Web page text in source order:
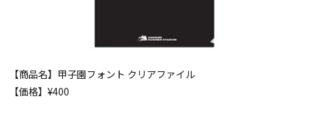
【商品名】甲子園フォント クリアファイル
【価格】¥400